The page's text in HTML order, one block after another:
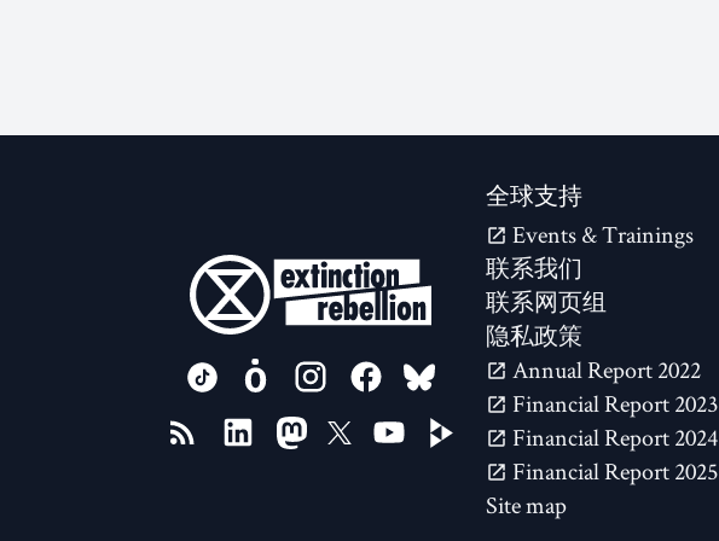
全球支持
Events & Trainings
联系我们
联系网页组
隐私政策
2022 Annual Report
2023 Financial Report
2024 Financial Report
2025 Financial Report
Site map
FOLLOW US ON